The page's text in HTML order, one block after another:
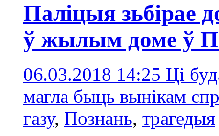
Паліцыя зьбірае
ў жылым доме ў
06.03.2018 14:25 Ці
магла быць вынікам
газу, Познань, трагедыя